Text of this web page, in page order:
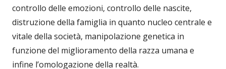
controllo delle emozioni, controllo delle nascite,
distruzione della famiglia in quanto nucleo centrale e
vitale della società, manipolazione genetica in
funzione del miglioramento della razza umana e
infine l’omologazione della realtà.